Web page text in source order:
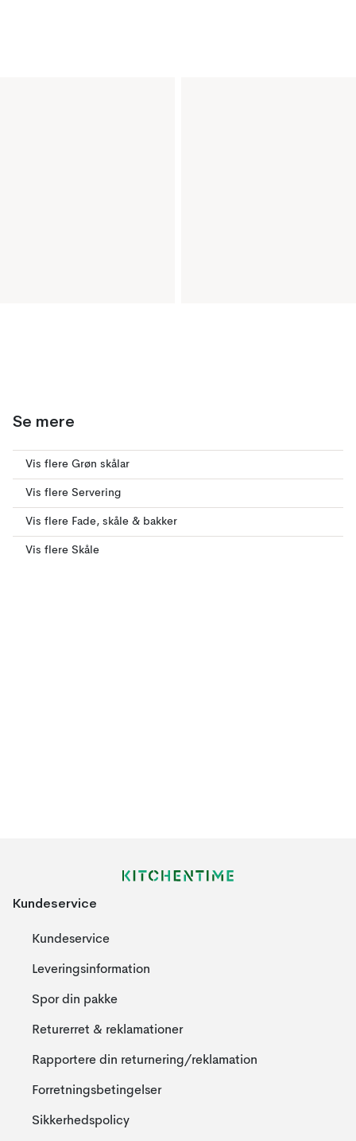
Se mere
Vis flere Grøn skålar
Vis flere Servering
Vis flere Fade, skåle & bakker
Vis flere Skåle
Kundeservice
Kundeservice
Leveringsinformation
Spor din pakke
Returerret & reklamationer
Rapportere din returnering/reklamation
Forretningsbetingelser
Sikkerhedspolicy